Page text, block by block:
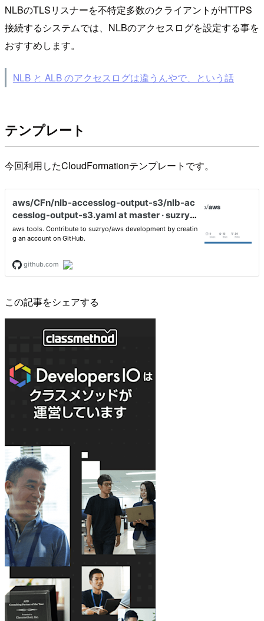
NLBのTLSリスナーを不特定多数のクライアントがHTTPS
接続するシステムでは、NLBのアクセスログを設定する事を
おすすめします。
NLB と ALB のアクセスログは違うんやで、という話
テンプレート
今回利用したCloudFormationテンプレートです。
この記事をシェアする